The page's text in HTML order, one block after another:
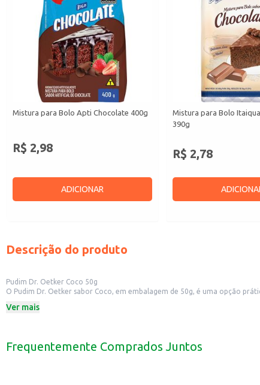
Mistura para Bolo Apti Chocolate 400g
R$ 2,98
ADICIONAR
Mistura para Bolo
390g
R$ 2,78
Descrição do produto
Pudim Dr. Oetker Coco 50g
O Pudim Dr. Oetker sabor Coco, em embalagem de 50g, é uma opção
Dicas de Uso:
Com o Pudim Dr. Oetker Coco, você garante uma sobremesa saborosa e
Ver mais
Frequentemente Comprados Juntos